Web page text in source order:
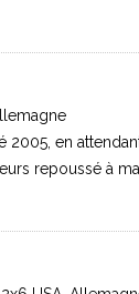
2005, en
repoussé à